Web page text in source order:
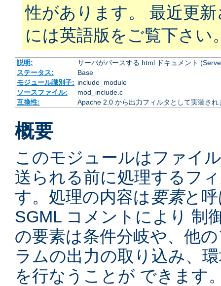
性があります。 最近更
には英語版をご覧下さい
説明:
サーバがパースする html ドキュメント
ステータス:
Base
モジュール識別子: include_module
ソースファイル:
mod_include.c
互換性:
Apache 2.0 から出力フィルタとして実装され
概要
このモジュールはファイ
送られる前に処理するフ
す。処理の内容は要素と
SGML コメントにより 制
の要素は条件分岐や、他
ラムの出力の取り込み、
を行なうことが できます